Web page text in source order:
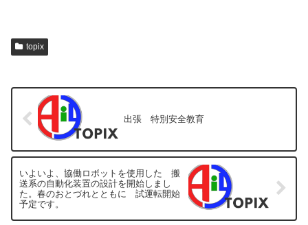
topix
出張 特別安全教育
いよいよ、協働ロボットを使用した 搬
送系の自動化装置の設計を開始しまし
た。春のおとづれとともに 試運転開始
予定です。